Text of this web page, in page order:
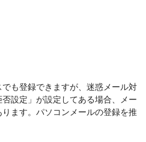
も登録できますが、迷惑メール対
設定」が設定してある場合、メー
ます。パソコンメールの登録を推